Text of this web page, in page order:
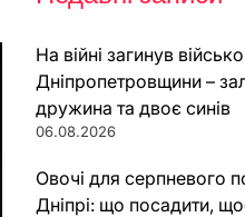
На війні загинув
Дніпропетровщини –
дружина та двоє синів
06.08.2026
Овочі для серпневого
Дніпрі: що посадити,